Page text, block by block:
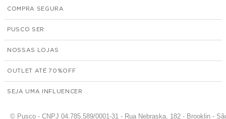
COMPRA SEGURA
PUSCO SER
NOSSAS LOJAS
OUTLET ATÉ 70%
SEJA UMA INFLUENCER
© Pusco - CNPJ 04.785.589/0001-31 - Rua Nebraska, 182 - Brooklin -